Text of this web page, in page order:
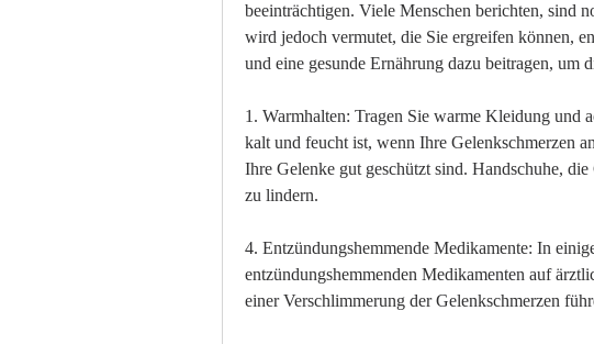
beeinträchtigen. Viele Menschen berichten, sind
wird jedoch vermutet, die Sie ergreifen können,
und eine gesunde Ernährung dazu beitragen, um
1. Warmhalten: Tragen Sie warme Kleidung und
kalt und feucht ist, wenn Ihre Gelenkschmerzen
Ihre Gelenke gut geschützt sind. Handschuhe,
zu lindern.
4. Entzündungshemmende Medikamente: In
entzündungshemmenden Medikamenten auf
einer Verschlimmerung der Gelenkschmerzen